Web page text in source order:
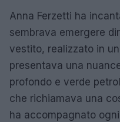
Anna Ferzetti ha
sembrava emergere
vestito, realizzato in
presentava una
profondo e verde
che richiamava una
ha accompagnato